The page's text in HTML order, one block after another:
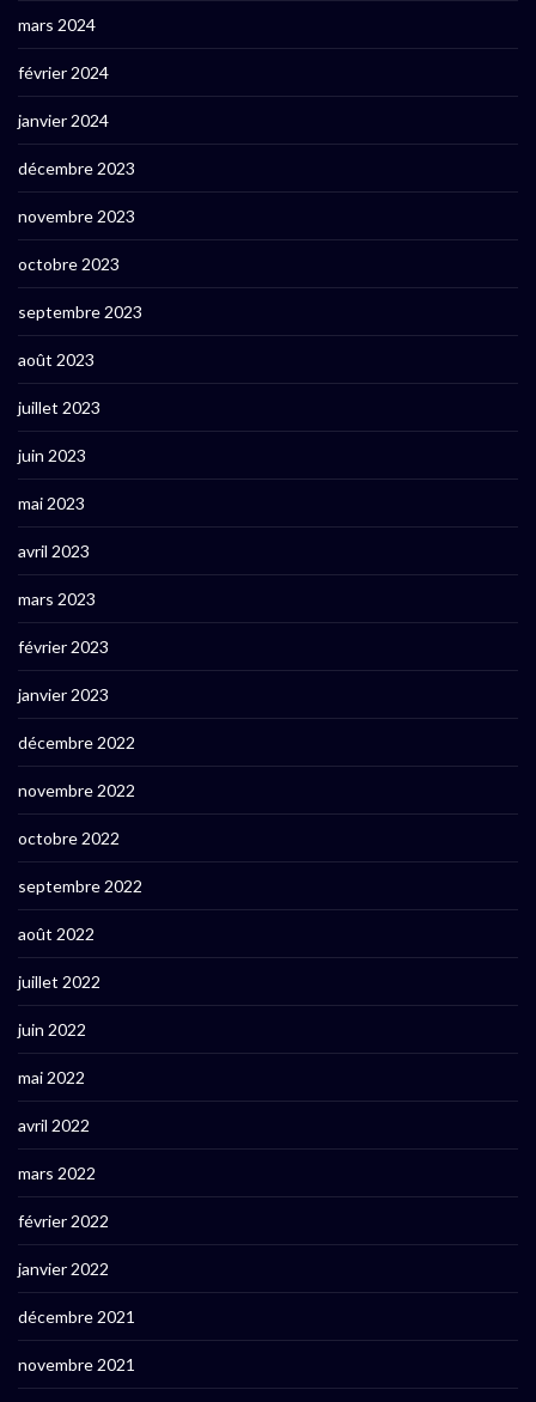
mars 2024
février 2024
janvier 2024
décembre 2023
novembre 2023
octobre 2023
septembre 2023
août 2023
juillet 2023
juin 2023
mai 2023
avril 2023
mars 2023
février 2023
janvier 2023
décembre 2022
novembre 2022
octobre 2022
septembre 2022
août 2022
juillet 2022
juin 2022
mai 2022
avril 2022
mars 2022
février 2022
janvier 2022
décembre 2021
novembre 2021